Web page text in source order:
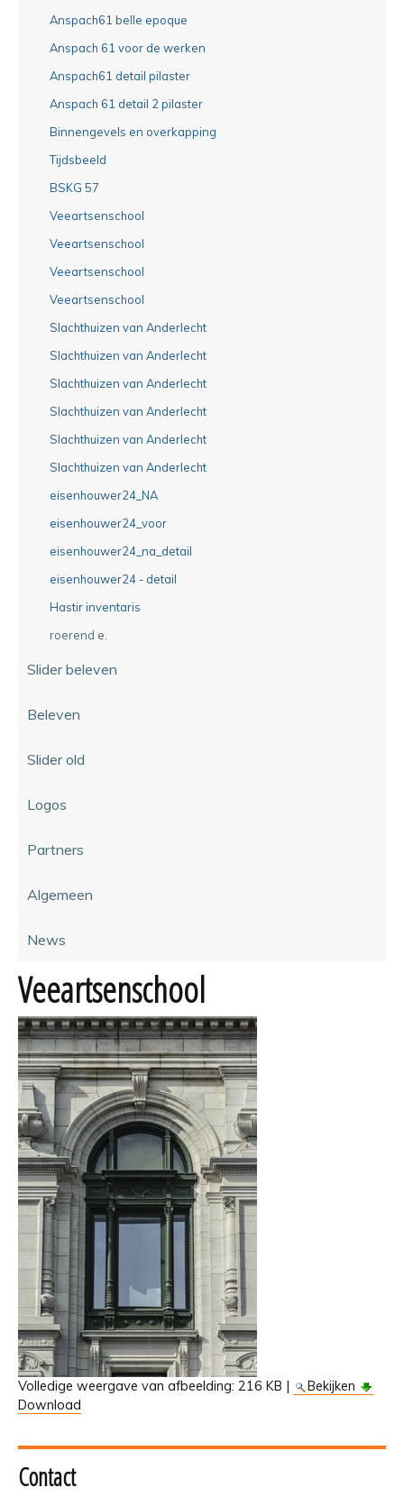
Anspach61 belle epoque
Anspach 61 voor de werken
Anspach61 detail pilaster
Anspach 61 detail 2 pilaster
Binnengevels en overkapping
Tijdsbeeld
BSKG 57
Veeartsenschool
Veeartsenschool
Veeartsenschool
Veeartsenschool
Slachthuizen van Anderlecht
Slachthuizen van Anderlecht
Slachthuizen van Anderlecht
Slachthuizen van Anderlecht
Slachthuizen van Anderlecht
Slachthuizen van Anderlecht
eisenhouwer24_NA
eisenhouwer24_voor
eisenhouwer24_na_detail
eisenhouwer24 - detail
Hastir inventaris
roerend e.
Slider beleven
Beleven
Slider old
Logos
Partners
Algemeen
News
Veeartsenschool
Volledige weergave van afbeelding: 216 KB |
Bekijken
Download
Contact